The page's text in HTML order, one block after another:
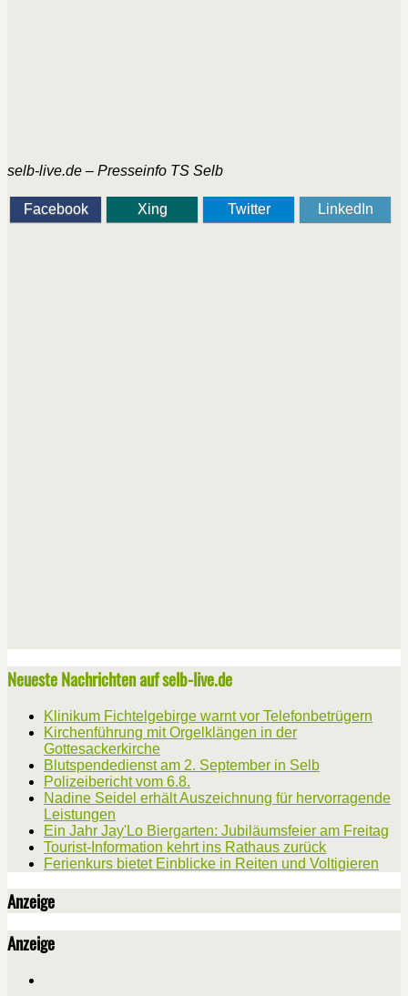
selb-live.de – Presseinfo TS Selb
Facebook Xing Twitter LinkedIn
Neueste Nachrichten auf selb-live.de
Klinikum Fichtelgebirge warnt vor Telefonbetrügern
Kirchenführung mit Orgelklängen in der
Gottesackerkirche
Blutspendedienst am 2. September in Selb
Polizeibericht vom 6.8.
Nadine Seidel erhält Auszeichnung für hervorragende
Leistungen
Ein Jahr Jay'Lo Biergarten: Jubiläumsfeier am Freitag
Tourist-Information kehrt ins Rathaus zurück
Ferienkurs bietet Einblicke in Reiten und Voltigieren
Anzeige
Anzeige